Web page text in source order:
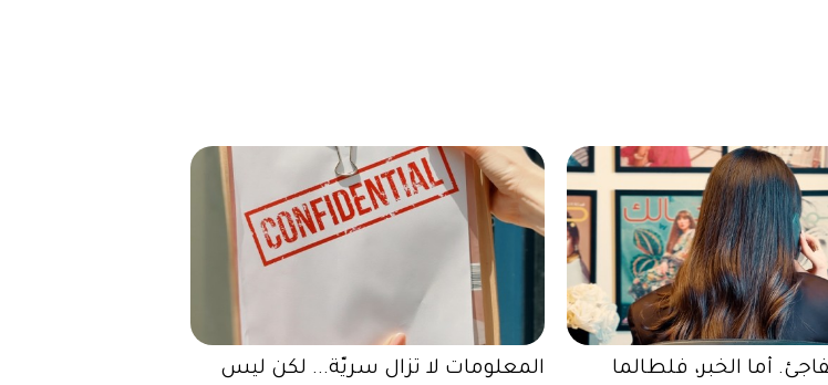
أما الخبر، فلطالما
المعلومات لا تزال سريّة... لكن ليس